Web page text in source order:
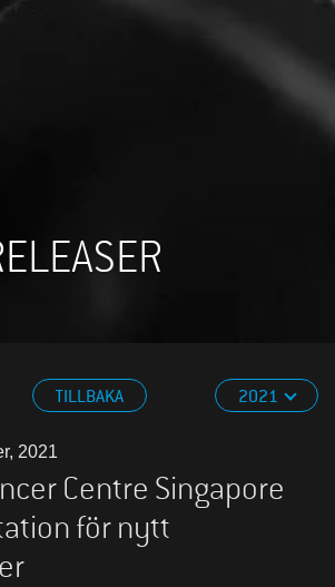
TILLBAKA 2021
2021
Centre Singapore
för nytt